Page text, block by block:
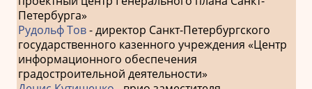
Петербурга»
Рудольф Тов- директор Санкт-Петербургского
государственного казенного учреждения «Центр
информационного обеспечения
градостроительной деятельности»